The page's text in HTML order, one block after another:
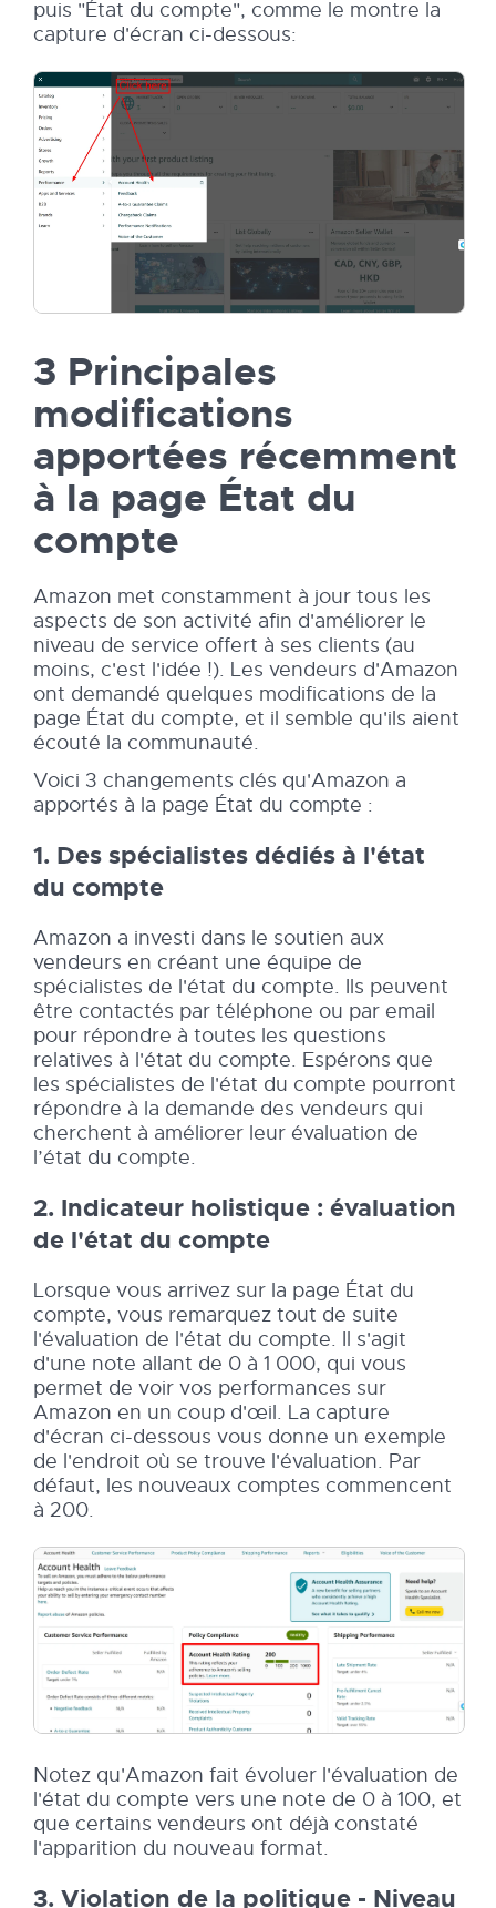
puis "État du compte", comme le montre la
capture d'écran ci-dessous:
3 Principales
modifications
apportées récemment
à la page État du
compte
Amazon met constamment à jour tous les
aspects de son activité afin d'améliorer le
niveau de service offert à ses clients (au
moins, c'est l'idée !). Les vendeurs d'Amazon
ont demandé quelques modifications de la
page État du compte, et il semble qu'ils aient
écouté la communauté.
Voici 3 changements clés qu'Amazon a
apportés à la page État du compte :
1. Des spécialistes dédiés à l'état
du compte
Amazon a investi dans le soutien aux
vendeurs en créant une équipe de
spécialistes de l'état du compte. Ils peuvent
être contactés par téléphone ou par email
pour répondre à toutes les questions
relatives à l'état du compte. Espérons que
les spécialistes de l'état du compte pourront
répondre à la demande des vendeurs qui
cherchent à améliorer leur évaluation de
l’état du compte.
2. Indicateur holistique : évaluation
de l'état du compte
Lorsque vous arrivez sur la page État du
compte, vous remarquez tout de suite
l'évaluation de l'état du compte. Il s'agit
d'une note allant de 0 à 1 000, qui vous
permet de voir vos performances sur
Amazon en un coup d'œil. La capture
d'écran ci-dessous vous donne un exemple
de l'endroit où se trouve l'évaluation. Par
défaut, les nouveaux comptes commencent
à 200.
Notez qu'Amazon fait évoluer l'évaluation de
l'état du compte vers une note de 0 à 100, et
que certains vendeurs ont déjà constaté
l'apparition du nouveau format.
3. Violation de la politique - Niveau